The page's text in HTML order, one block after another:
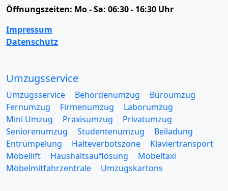
Öffnungszeiten: Mo - Sa: 06:30 - 16:30 Uhr
Impressum
Datenschutz
Umzugsservice
Umzugsservice Behördenumzug
Büroumzug
Fernumzug
Firmenumzug
Laborumzug
Mini Umzug
Praxisumzug
Privatumzug
Seniorenumzug
Studentenumzug
Beiladung
Entrümpelung
Halteverbotszone
Klaviertransport
Möbellift
Haushaltsauflösung
Möbeltaxi
Möbelmitfahrzentrale
Umzugskartons